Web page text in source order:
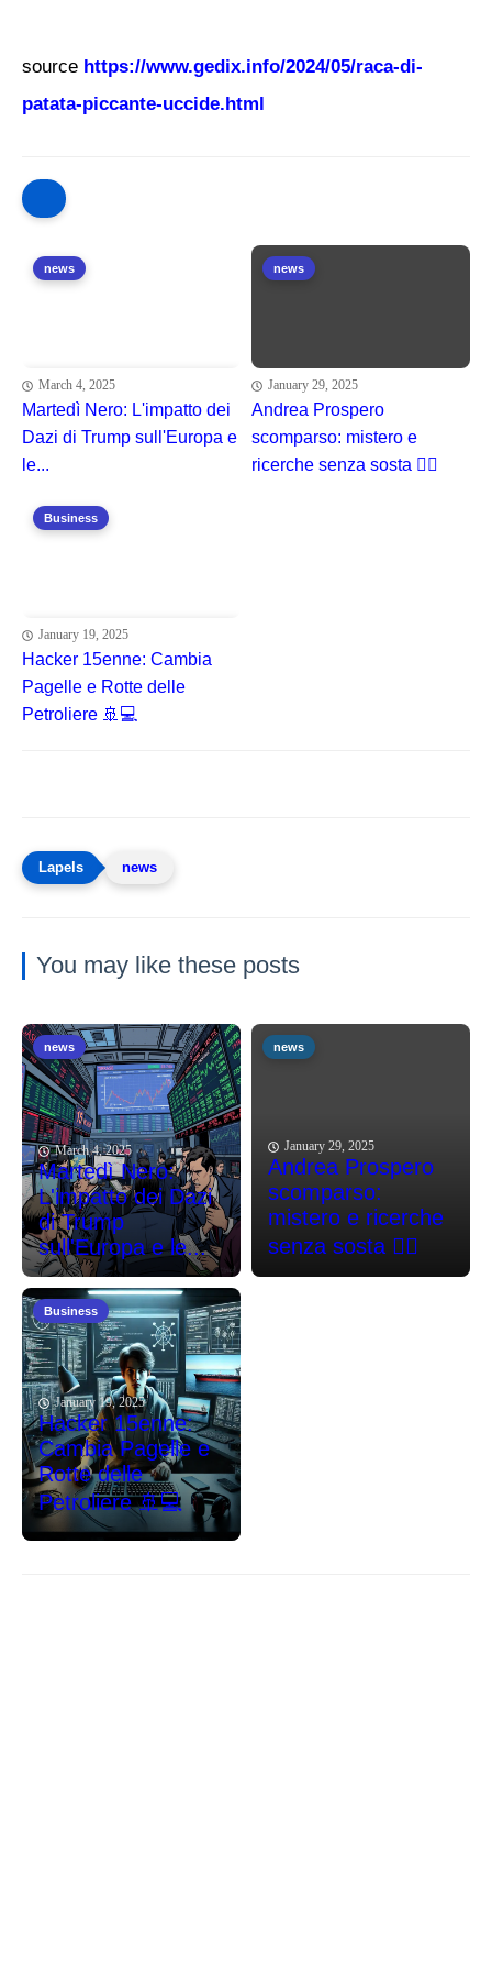
source https://www.gedix.info/2024/05/raca-di-
patata-piccante-uccide.html
news
March 4, 2025
Martedì Nero: L'impatto dei
Dazi di Trump sull'Europa e
le...
news
January 29, 2025
Andrea Prospero
scomparso: mistero e
ricerche senza sosta 🕵️‍♂️
Business
January 19, 2025
Hacker 15enne: Cambia
Pagelle e Rotte delle
Petroliere 🚢💻
news
You may like these posts
news
March 4, 2025
Martedì Nero:
L'impatto dei Dazi
di Trump
sull'Europa e le...
news
January 29, 2025
Andrea Prospero
scomparso:
mistero e ricerche
senza sosta 🕵️‍♂️
Business
January 19, 2025
Hacker 15enne:
Cambia Pagelle e
Rotte delle
Petroliere 🚢💻